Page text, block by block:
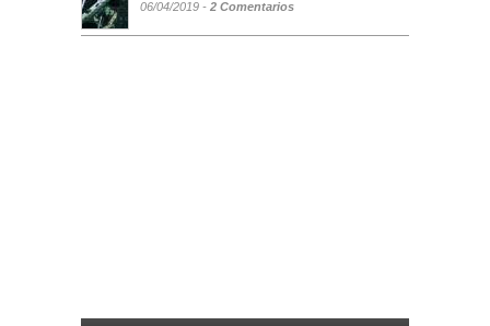
06/04/2019 - 2 Comentarios